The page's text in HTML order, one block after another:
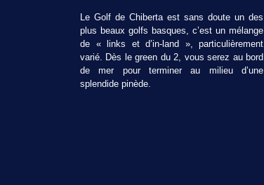
Le Golf de Chiberta est sans doute un des
plus beaux golfs basques, c’est un mélange
de « links et d’in-land », particulièrement
varié. Dès le green du 2, vous serez au bord
de mer pour terminer au milieu d’une
splendide pinède.